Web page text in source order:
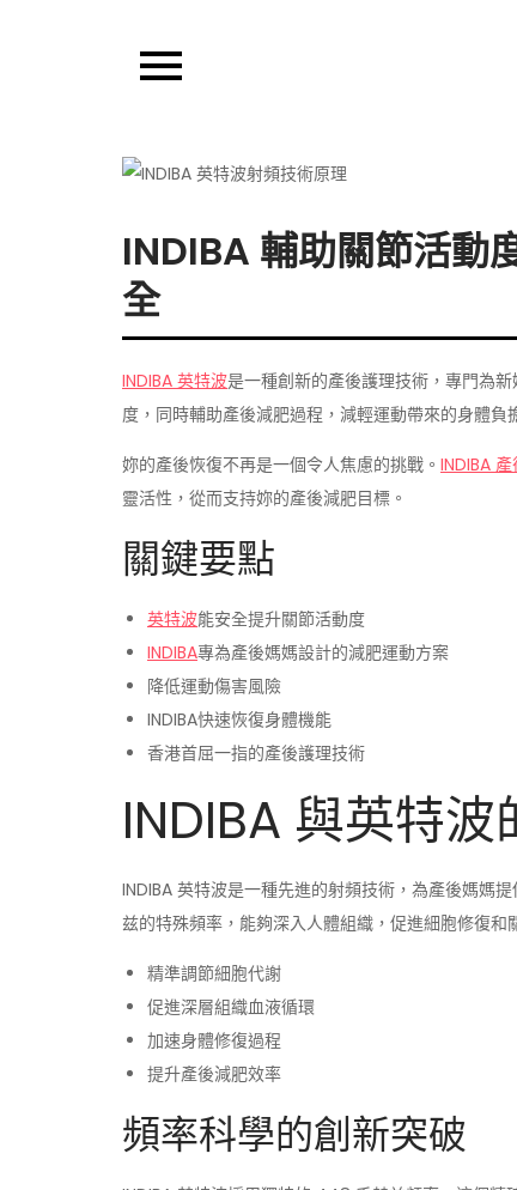
INDIBA 輔助關節活動
全
INDIBA 英特波是一種創新的產後護理技術，專門為
度，同時輔助產後減肥過程，減輕運動帶來的身體負
妳的產後恢復不再是一個令人焦慮的挑戰。 INDIBA
靈活性，從而支持妳的產後減肥目標。
關鍵要點
英特波能安全提升關節活動度
INDIBA專為產後媽媽設計的減肥運動方案
降低運動傷害風險
INDIBA快速恢復身體機能
香港首屈一指的產後護理技術
INDIBA 與英特
INDIBA 英特波是一種先進的射頻技術，為產後媽媽
兹的特殊頻率，能夠深入人體組織，促進細胞修復和
精準調節細胞代謝
促進深層組織血液循環
加速身體修復過程
提升產後減肥效率
頻率科學的創新突破